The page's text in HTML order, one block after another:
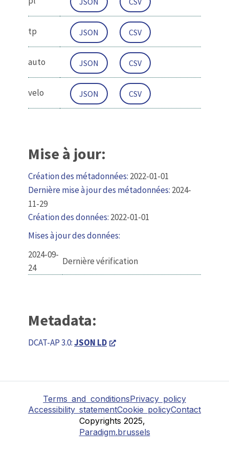
tp JSON CSV
auto JSON CSV
velo JSON CSV
Mise à jour:
Création des métadonnées: 2022-01-01
Dernière mise à jour des métadonnées: 2024-
11-29
Création des données: 2022-01-01
Mises à jour des données:
2024-09-
24
Dernière vérification
Metadata:
DCAT-AP 3.0:JSON LD
Terms and conditionsPrivacy policy
Accessibility statementCookie policyContact
Copyrights 2025,
Paradigm.brussels